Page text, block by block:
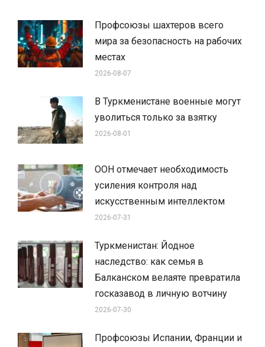
Профсоюзы шахтеров всего
мира за безопасность на рабочих
местах
2026-08-07
В Туркменистане военные могут
уволиться только за взятку
2026-08-01
ООН отмечает необходимость
усиления контроля над
искусственным интеллектом
2026-07-31
Туркменистан: Йодное
наследство: как семья в
Балканском велаяте превратила
госказавод в личную вотчину
2026-07-30
Профсоюзы Испании, Франции и